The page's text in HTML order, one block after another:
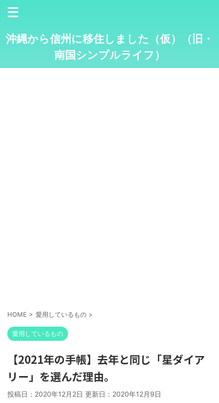
沖縄から信州に移住しました（仮）（旧・
南国シンプルライフ）
HOME > 愛用しているもの >
愛用しているもの
【2021年の手帳】去年と同じ「星ダイア
リー」を選んだ理由。
投稿日：2020年12月2日 更新日： 2020年12月9日